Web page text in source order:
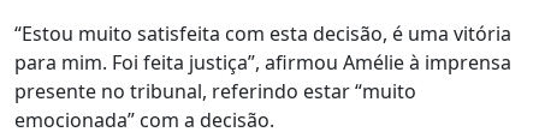
“Estou muito satisfeita com esta decisão, é uma vitória
para mim. Foi feita justiça”, afirmou Amélie à imprensa
presente no tribunal, referindo estar “muito
emocionada” com a decisão.